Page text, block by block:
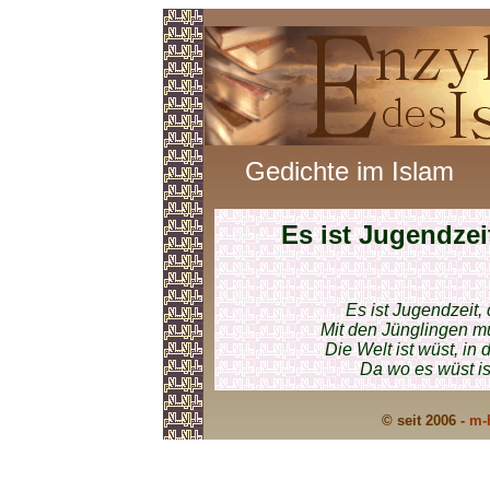
Gedichte im Islam
Es ist
Es ist Jugendzeit,
Mit den Jünglingen
Die Welt ist wüst, in
Da wo es wüst
© seit 2006 -